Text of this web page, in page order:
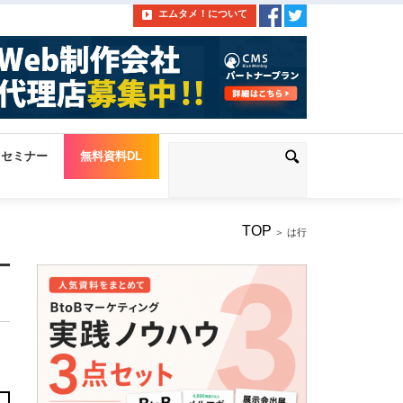
エムタメ！について
セミナー 無料資料DL
TOP ＞ は行